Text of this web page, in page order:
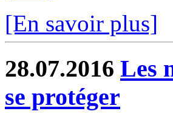
[En savoir plus]
28.07.2016 Les
se protéger